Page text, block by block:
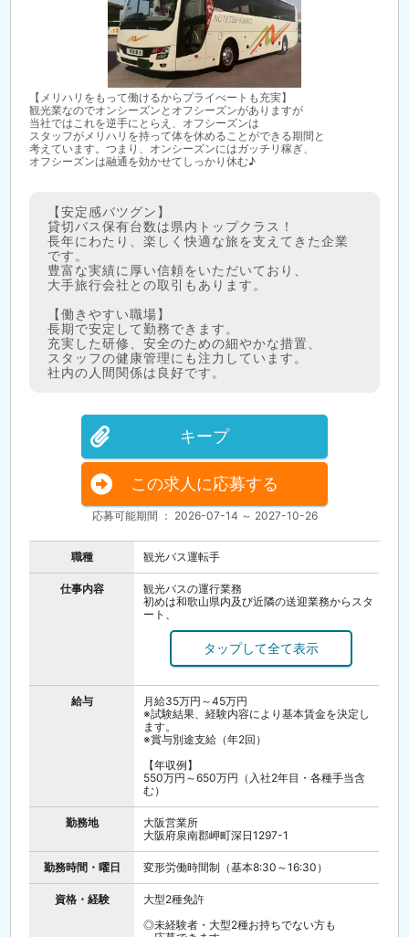
【メリハリをもって働けるからプライべートも充実】
観光業なのでオンシーズンとオフシーズンがありますが
当社ではこれを逆手にとらえ、オフシーズンは
スタッフがメリハリを持って体を休めることができる期間と
考えています。つまり、オンシーズンにはガッチリ稼ぎ、
オフシーズンは融通を効かせてしっかり休む♪
【安定感バツグン】
貸切バス保有台数は県内トップクラス！
長年にわたり、楽しく快適な旅を支えてきた企業
です。
豊富な実績に厚い信頼をいただいており、
大手旅行会社との取引もあります。
【働きやすい職場】
長期で安定して勤務できます。
充実した研修、安全のための細やかな措置、
スタッフの健康管理にも注力しています。
社内の人間関係は良好です。
キープ
この求人に応募する
応募可能期間 ： 2026-07-14 ～ 2027-10-26
職種 観光バス運転手
仕事内容
観光バスの運行業務
初めは和歌山県内及び近隣の送迎業務からスタ
ート、
◆研修制度◆
・バス運転手としての基礎知識を学ぶ基本研修
・実技基本研修を3日間～7日間
・実技研修を1ヶ月
給与
月給35万円～45万円
※試験結果、経験内容により基本賃金を決定し
ます。
※賞与別途支給（年2回）
【年収例】
550万円～650万円（入社2年目・各種手当含
む）
勤務地
大阪営業所
大阪府泉南郡岬町深日1297-1
勤務時間・曜日 変形労働時間制（基本8:30～16:30）
資格・経験
大型2種免許
◎未経験者・大型2種お持ちでない方も